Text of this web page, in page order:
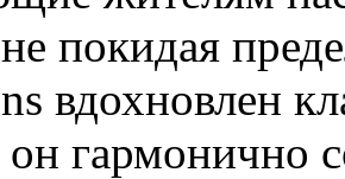
покидая
вдохновлен
гармонично